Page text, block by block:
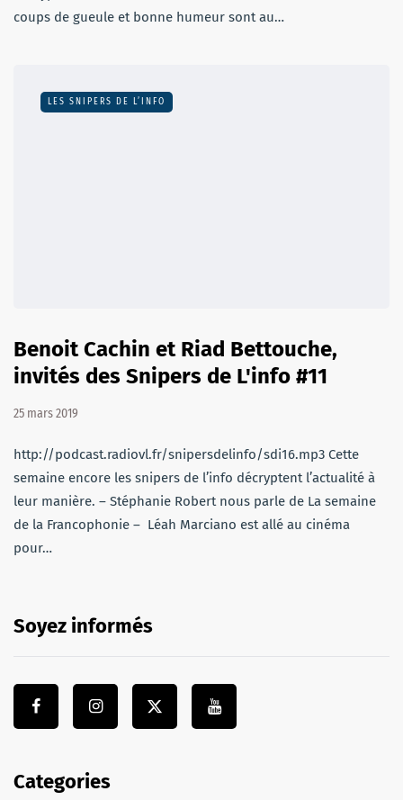
coups de gueule et bonne humeur sont au…
LES SNIPERS DE L’INFO
Benoit Cachin et Riad Bettouche,
invités des Snipers de L'info #11
25 mars 2019
http://podcast.radiovl.fr/snipersdelinfo/sdi16.mp3 Cette
semaine encore les snipers de l’info décryptent l’actualité à
leur manière. – Stéphanie Robert nous parle de La semaine
de la Francophonie – Léah Marciano est allé au cinéma
pour…
Soyez informés
Categories